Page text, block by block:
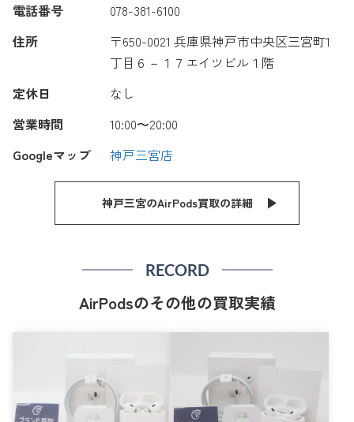
電話番号
078-381-6100
住所
〒650-0021 兵庫県神戸市中央区三宮町1
丁目６－１７エイツビル１階
定休日
なし
営業時間
10:00〜20:00
Googleマップ
神戸三宮店
神戸三宮のAirPods買取の詳細
RECORD
AirPodsのその他の買取実績